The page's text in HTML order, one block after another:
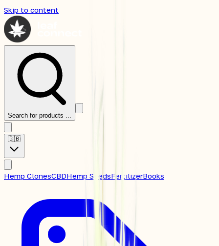
Skip to content
Search for products ...
🇬🇧
Hemp ClonesCBDHemp SeedsFertilizerBooks